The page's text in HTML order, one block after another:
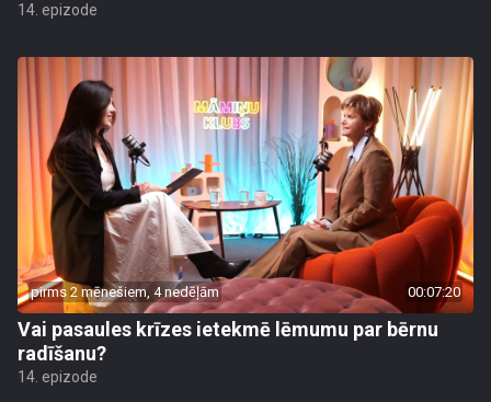
14. epizode
pirms 2 mēnešiem, 4 nedēļām 00:07:20
Vai pasaules krīzes ietekmē lēmumu par bērnu
radīšanu?
14. epizode